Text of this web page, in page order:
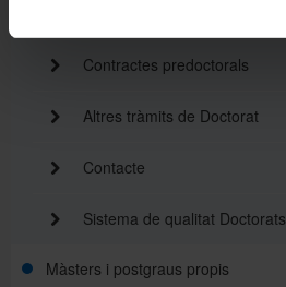
Contractes predoctorals
Altres tràmits de Doctorat
Contacte
Sistema de qualitat Doctorats
Màsters i postgraus propis